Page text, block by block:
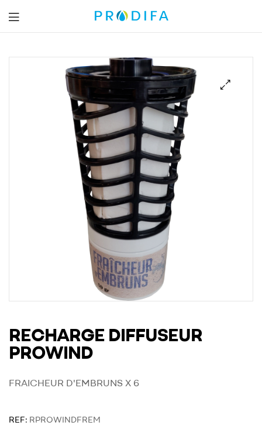
Prodifa
RECHARGE DIFFUSEUR
PROWIND
FRAICHEUR D'EMBRUNS X 6
REF: RPROWINDFREM